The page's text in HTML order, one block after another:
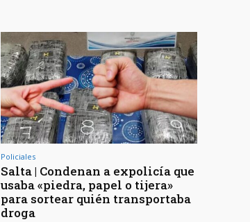
Policiales
Salta | Condenan a expolicía que
usaba «piedra, papel o tijera»
para sortear quién transportaba
droga